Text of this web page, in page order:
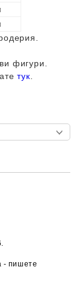
фигури.
тук
- пишете